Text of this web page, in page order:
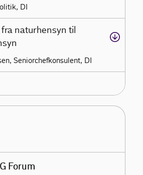
DI
naturhensyn til
Seniorchefkonsulent, DI
Forum